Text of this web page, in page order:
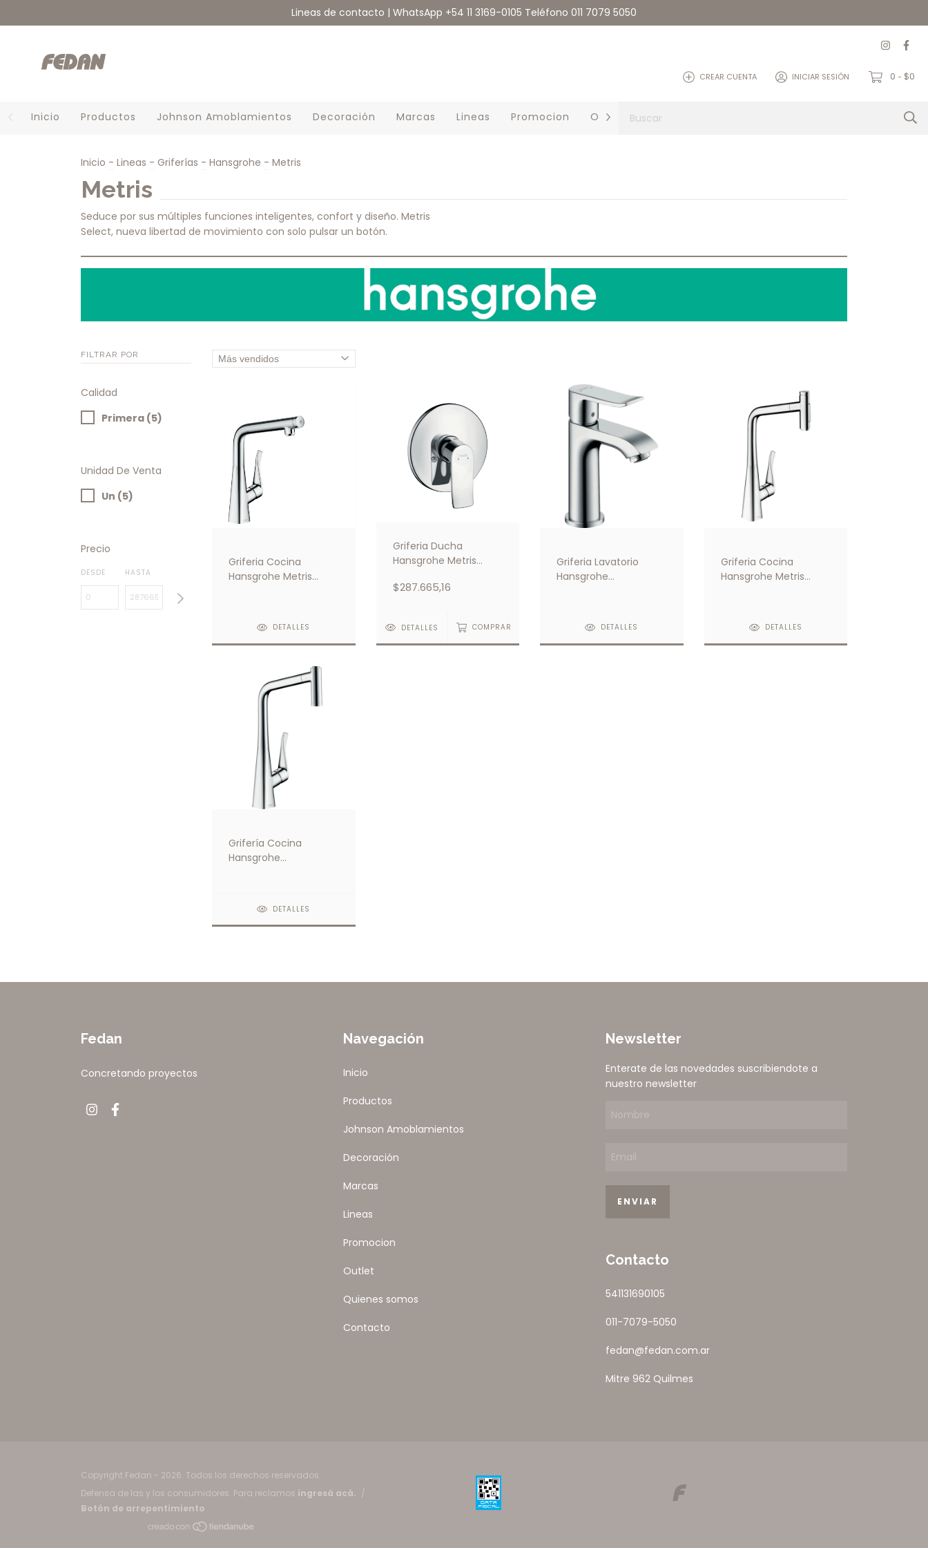
Lineas de contacto | WhatsApp +54 11 3169-0105 Teléfono 011 7079 5050
CREAR CUENTA INICIAR SESIÓN 0 - $0
Inicio Productos Johnson Amoblamientos Decoración Marcas Lineas Promocion Outlet Quienes somos
Inicio - Lineas - Griferías - Hansgrohe - Metris
Metris
Seduce por sus múltiples funciones inteligentes, confort y diseño. Metris
Select, nueva libertad de movimiento con solo pulsar un botón.
FILTRAR POR
Calidad
Primera (5)
Unidad De Venta
Un (5)
Precio
DESDE HASTA
Griferia Cocina
Hansgrohe Metris
DETALLES
Griferia Ducha
Hansgrohe Metris
Monocomando De
$287.665,16
DETALLES COMPRAR
Griferia Lavatorio
Hansgrohe
DETALLES
Griferia Cocina
Hansgrohe Metris
DETALLES
Grifería Cocina
Hansgrohe
DETALLES
Fedan
Concretando proyectos
Navegación
Inicio
Productos
Johnson Amoblamientos
Decoración
Marcas
Lineas
Promocion
Outlet
Quienes somos
Contacto
Newsletter
Enterate de las novedades suscribiendote a
nuestro newsletter
Contacto
541131690105
011-7079-5050
fedan@fedan.com.ar
Mitre 962 Quilmes
Copyright Fedan - 2026. Todos los derechos reservados.
Defensa de las y los consumidores. Para reclamos ingresá acá. /
Botón de arrepentimiento